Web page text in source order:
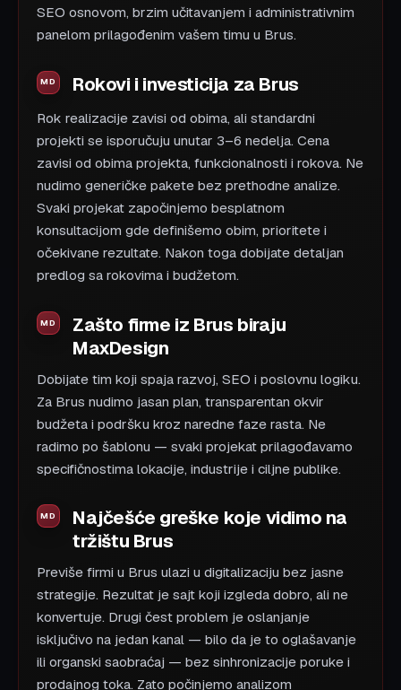
SEO osnovom, brzim učitavanjem i administrativnim
panelom prilagođenim vašem timu u Brus.
Rokovi i investicija za Brus
Rok realizacije zavisi od obima, ali standardni
projekti se isporučuju unutar 3–6 nedelja. Cena
zavisi od obima projekta, funkcionalnosti i rokova. Ne
nudimo generičke pakete bez prethodne analize.
Svaki projekat započinjemo besplatnom
konsultacijom gde definišemo obim, prioritete i
očekivane rezultate. Nakon toga dobijate detaljan
predlog sa rokovima i budžetom.
Zašto firme iz Brus biraju
MaxDesign
Dobijate tim koji spaja razvoj, SEO i poslovnu logiku.
Za Brus nudimo jasan plan, transparentan okvir
budžeta i podršku kroz naredne faze rasta. Ne
radimo po šablonu — svaki projekat prilagođavamo
specifičnostima lokacije, industrije i ciljne publike.
Najčešće greške koje vidimo na
tržištu Brus
Previše firmi u Brus ulazi u digitalizaciju bez jasne
strategije. Rezultat je sajt koji izgleda dobro, ali ne
konvertuje. Drugi čest problem je oslanjanje
isključivo na jedan kanal — bilo da je to oglašavanje
ili organski saobraćaj — bez sinhronizacije poruke i
prodajnog toka. Zato počinjemo analizom